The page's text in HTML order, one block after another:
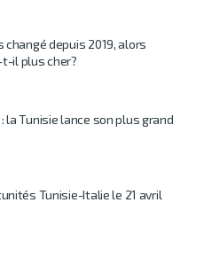
changé depuis 2019, alors
il plus cher?
la Tunisie lance son plus grand
Tunisie-Italie le 21 avril